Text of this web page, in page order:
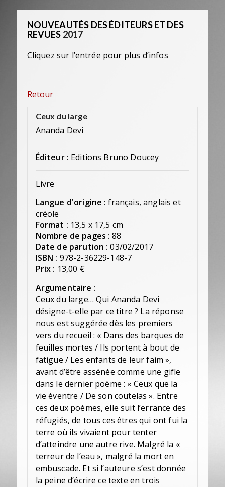
NOUVEAUTÉS DES ÉDITEURS ET DES
REVUES 2017
Cliquez sur l’entrée pour plus d’infos
Retour
Ceux du large
Ananda Devi
Éditeur : Editions Bruno Doucey
Livre
Langue d'origine : français, anglais et
créole
Format : 13,5 x 17,5 cm
Nombre de pages : 88
Date de parution : 03/02/2017
ISBN : 978-2-36229-148-7
Prix : 13,00 €
Argumentaire :
Ceux du large… Qui Ananda Devi
désigne-t-elle par ce titre ? La réponse
nous est suggérée dès les premiers
vers du recueil : « Dans des barques de
feuilles mortes / Ils portent à bout de
fatigue / Les enfants de leur faim »,
avant d’être assénée comme une gifle
dans le dernier poème : « Ceux que la
vie éventre / De son coutelas ». Entre
ces deux poèmes, elle suit l’errance des
réfugiés, de tous ces êtres qui ont fui la
terre où ils vivaient pour tenter
d’atteindre une autre rive. Malgré la «
terreur de l’eau », malgré la mort en
embuscade. Et si l’auteure s’est donnée
la peine d’écrire ce texte en trois